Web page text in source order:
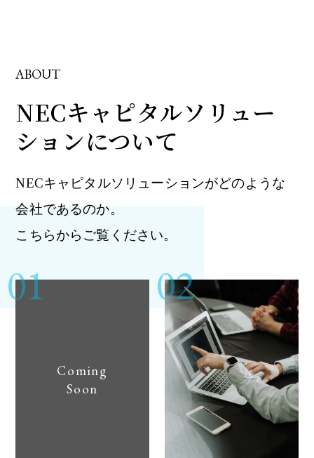
ABOUT
NECキャピタルソリュー
ションについて
NECキャピタルソリューションがどのような
会社であるのか。
こちらからご覧ください。
01 02